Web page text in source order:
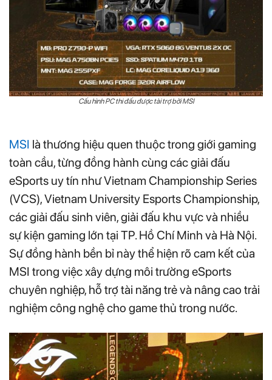
Cấu hình PC thi đấu được tài trợ bởi MSI
MSI là thương hiệu quen thuộc trong giới gaming
toàn cầu, từng đồng hành cùng các giải đấu
eSports uy tín như Vietnam Championship Series
(VCS), Vietnam University Esports Championship,
các giải đấu sinh viên, giải đấu khu vực và nhiều
sự kiện gaming lớn tại TP. Hồ Chí Minh và Hà Nội.
Sự đồng hành bền bỉ này thể hiện rõ cam kết của
MSI trong việc xây dựng môi trường eSports
chuyên nghiệp, hỗ trợ tài năng trẻ và nâng cao trải
nghiệm công nghệ cho game thủ trong nước.